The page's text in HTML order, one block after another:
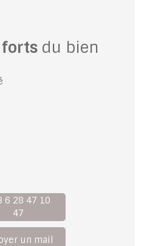
forts du bien
6 28 47 10
47
un mail